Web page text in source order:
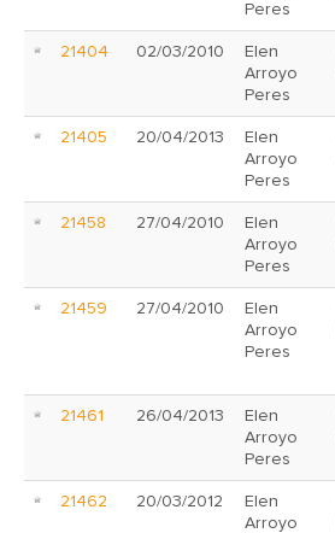
Peres
21404 02/03/2010
Elen
Arroyo
Peres
21405 20/04/2013
Elen
Arroyo
Peres
21458 27/04/2010
Elen
Arroyo
Peres
21459 27/04/2010
Elen
Arroyo
Peres
21461 26/04/2013
Elen
Arroyo
Peres
21462 20/03/2012
Elen
Arroyo